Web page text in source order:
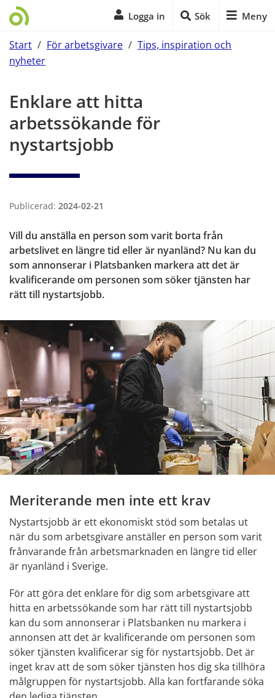
Logga in Sök Meny
Start / För arbetsgivare / Tips, inspiration och
nyheter
Enklare att hitta
arbetssökande för
nystartsjobb
Publicerad: 2024-02-21
Vill du anställa en person som varit borta från
arbetslivet en längre tid eller är nyanländ? Nu kan du
som annonserar i Platsbanken markera att det är
kvalificerande om personen som söker tjänsten har
rätt till nystartsjobb.
Meriterande men inte ett krav
Nystartsjobb är ett ekonomiskt stöd som betalas ut
när du som arbetsgivare anställer en person som varit
frånvarande från arbetsmarknaden en längre tid eller
är nyanländ i Sverige.
För att göra det enklare för dig som arbetsgivare att
hitta en arbetssökande som har rätt till nystartsjobb
kan du som annonserar i Platsbanken nu markera i
annonsen att det är kvalificerande om personen som
söker tjänsten kvalificerar sig för nystartsjobb. Det är
inget krav att de som söker tjänsten hos dig ska tillhöra
målgruppen för nystartsjobb. Alla kan fortfarande söka